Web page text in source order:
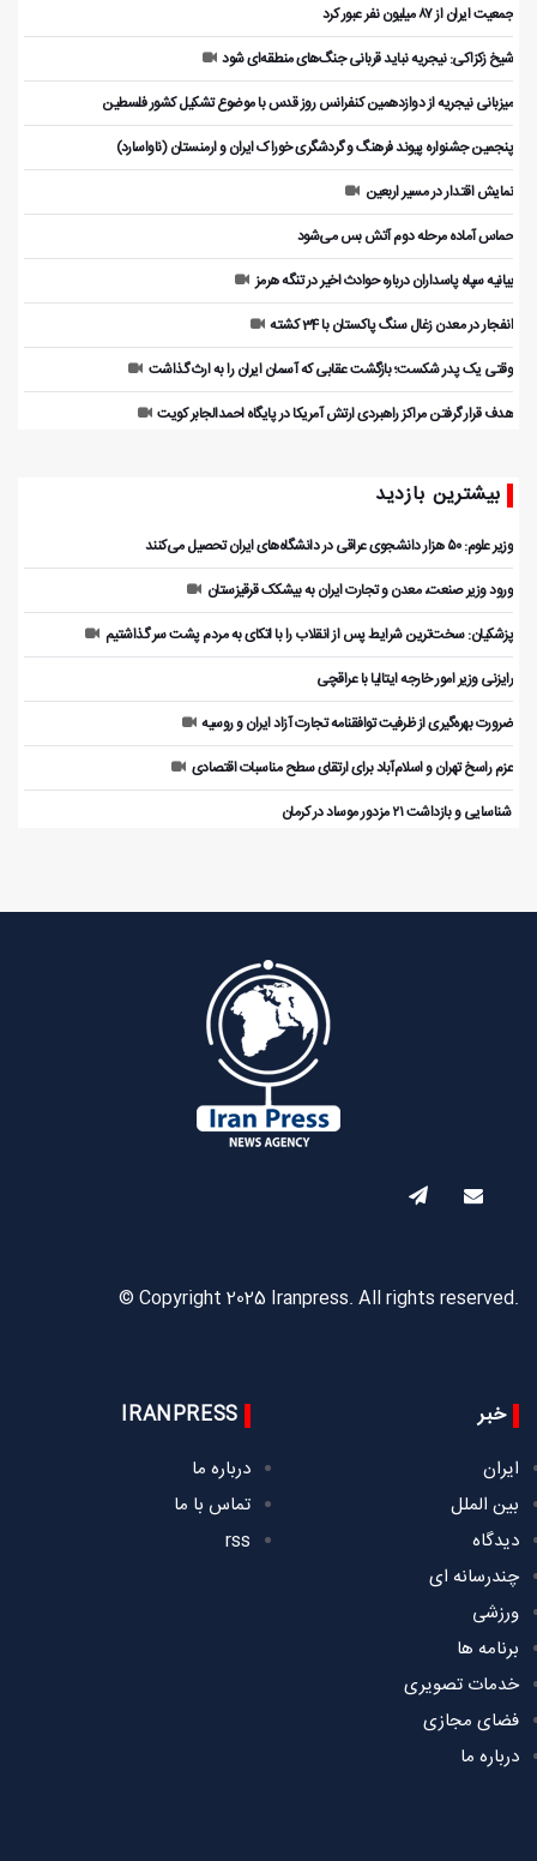
جمعیت ایران از ۸۷ میلیون نفر عبور کرد
شیخ زکزاکی: نیجریه نباید قربانی جنگ‌های منطقه‌ای شود
میزبانی نیجریه از دوازدهمین کنفرانس روز قدس با موضوع تشکیل کشور فلسطین
پنجمین جشنواره پیوند فرهنگ و گردشگر‌ی خوراک ایران و ارمنستان (ناواسارد)
نمایش اقتدار در مسیر اربعین
حماس آماده مرحله دوم آتش بس می‌شود
بیانیه سپاه پاسداران درباره حوادث اخیر در تنگه هرمز
انفجار در معدن زغال سنگ پاکستان با 34 کشته
وقتی یک پدر شکست؛ بازگشت عقابی که آسمان ایران را به ارث گذاشت
هدف قرار گرفتن مراکز راهبردی ارتش آمریکا در پایگاه احمدالجابر کویت
بیشترین بازدید
وزیر علوم: ۵۰ هزار دانشجوی عراقی در دانشگاه‌های ایران تحصیل می‌کنند
ورود وزیر صنعت، معدن و تجارت ایران به بیشکک قرقیزستان
پزشکیان: سخت‌ترین شرایط پس از انقلاب را با اتکای به مردم پشت سر گذاشتیم
رایزنی وزیر امور خارجه ایتالیا با عراقچی
ضرورت بهره‌گیری از ظرفیت توافقنامه تجارت آزاد ایران و روسیه
عزم راسخ تهران و اسلام‌آباد برای ارتقای سطح مناسبات اقتصادی
️ شناسایی و بازداشت ۲۱ مزدور موساد در کرمان
© Copyright 2025 Iranpress. All rights reserved.
خبر
ایران
بین الملل
دیدگاه
چندرسانه ای
ورزشی
برنامه ها
خدمات تصویری
فضای مجازی
درباره ما
IRANPRESS
درباره ما
تماس با ما
rss